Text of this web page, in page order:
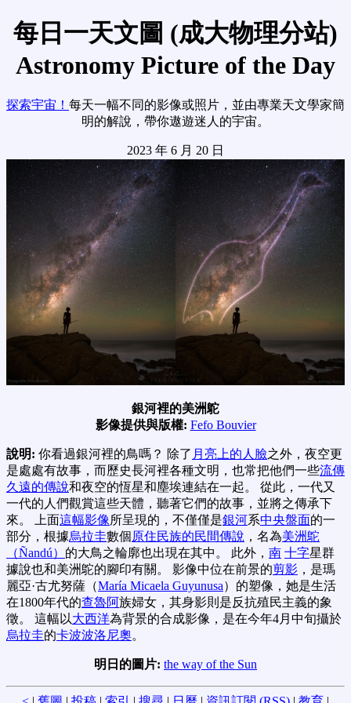
每日一天文圖 (成大物理分站)
Astronomy Picture of the Day
探索宇宙！ 每天一幅不同的影像或照片，並由專業天文學家簡
明的解說，帶你遨遊迷人的宇宙。
2023 年 6 月 20 日
銀河裡的美洲鴕
影像提供與版權: Fefo Bouvier
說明: 你看過銀河裡的鳥嗎？ 除了 月亮上的人臉之外，夜空更
是處處有故事，而歷史長河裡各種文明，也常把他們一些流傳
久遠的傳說和夜空的恆星和塵埃連結在一起。 從此，一代又
一代的人們觀賞這些天體，聽著它們的故事，並將之傳承下
來。 上面這幅影像所呈現的，不僅僅是銀河系中央盤面的一
部分，根據烏拉圭數個原住民族的民間傳說 ，名為美洲鴕
（Ñandú） 的大鳥之輪廓也出現在其中。 此外， 南 十字星群
據說也和美洲鴕的腳印有關。 影像中位在前景的剪影 ，是瑪
麗亞·古尤努薩（María Micaela Guyunusa）的塑像，她是生活
在1800年代的查魯阿族婦女，其身影則是反抗殖民主義的象
徵。 這幅以大西洋為背景的合成影像，是在今年4月中旬攝於
烏拉圭的卡波波洛尼奧。
明日的圖片: the way of the Sun